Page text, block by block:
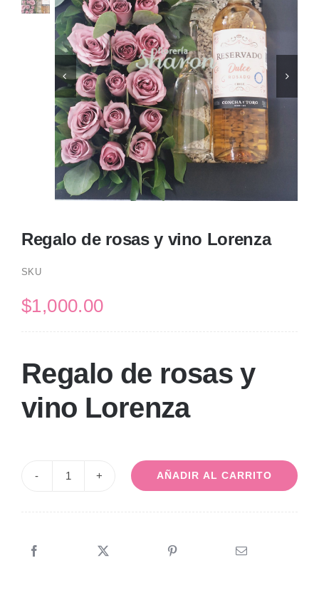
Orquídeas
Tipo de Flor
Por Evento
Regalo de rosas y vino Lorenza
SKU
$1,000.00
Regalo de rosas y
vino Lorenza
AÑADIR AL CARRITO